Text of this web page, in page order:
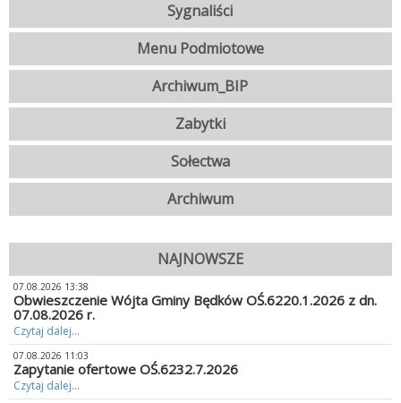
Sygnaliści
Menu Podmiotowe
Archiwum_BIP
Zabytki
Sołectwa
Archiwum
NAJNOWSZE
07.08.2026 13:38
Obwieszczenie Wójta Gminy Będków OŚ.6220.1.2026 z dn.
07.08.2026 r.
Czytaj dalej...
07.08.2026 11:03
Zapytanie ofertowe OŚ.6232.7.2026
Czytaj dalej...